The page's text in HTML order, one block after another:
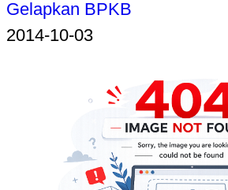
Gelapkan BPKB
2014-10-03